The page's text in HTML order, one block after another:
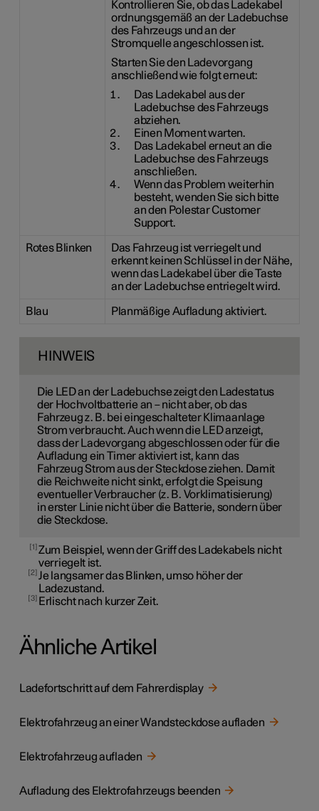
Kontrollieren Sie, ob das Ladekabel
ordnungsgemäß an der Ladebuchse
des Fahrzeugs und an der
Stromquelle angeschlossen ist.
Starten Sie den Ladevorgang
anschließend wie folgt erneut:
Das Ladekabel aus der
Ladebuchse des Fahrzeugs
abziehen.
Einen Moment warten.
Das Ladekabel erneut an die
Ladebuchse des Fahrzeugs
anschließen.
Wenn das Problem weiterhin
besteht, wenden Sie sich bitte
an den Polestar Customer
Support.
Rotes Blinken
Das Fahrzeug ist verriegelt und
erkennt keinen Schlüssel in der Nähe,
wenn das Ladekabel über die Taste
an der Ladebuchse entriegelt wird.
Blau Planmäßige Aufladung aktiviert.
HINWEIS
Die LED an der Ladebuchse zeigt den Ladestatus
der Hochvoltbatterie an – nicht aber, ob das
Fahrzeug z. B. bei eingeschalteter Klimaanlage
Strom verbraucht. Auch wenn die LED anzeigt,
dass der Ladevorgang abgeschlossen oder für die
Aufladung ein Timer aktiviert ist, kann das
Fahrzeug Strom aus der Steckdose ziehen. Damit
die Reichweite nicht sinkt, erfolgt die Speisung
eventueller Verbraucher (z. B. Vorklimatisierung)
in erster Linie nicht über die Batterie, sondern über
die Steckdose.
1 Zum Beispiel, wenn der Griff des Ladekabels nicht
verriegelt ist.
2 Je langsamer das Blinken, umso höher der
Ladezustand.
3 Erlischt nach kurzer Zeit.
Ähnliche Artikel
Ladefortschritt auf dem Fahrerdisplay
Elektrofahrzeug an einer Wandsteckdose aufladen
Elektrofahrzeug aufladen
Aufladung des Elektrofahrzeugs beenden